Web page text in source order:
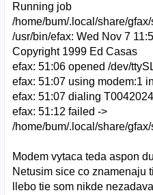
Running job
/home/bum/.local/share/
/usr/bin/efax: Wed Nov 7
Copyright 1999 Ed Casas
efax: 51:06 opened /dev/
efax: 51:07 using modem:1
efax: 51:07 dialing
efax: 51:12 failed ->
/home/bum/.local/share/
Modem vytaca teda aspon
Netusim sice co znamenaju
llebo tie som nikde